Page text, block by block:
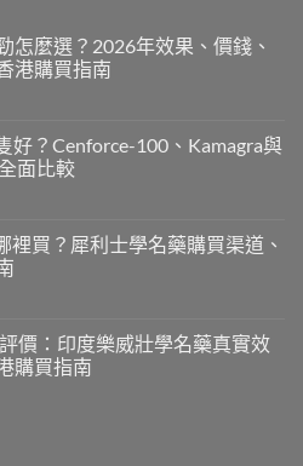
怎麼選？2026年效果、價錢、
港購買指南
好？Cenforce-100、Kamagra與
面比較
裡買？犀利士學名藥購買渠道、
價：印度樂威壯學名藥真實效
購買指南